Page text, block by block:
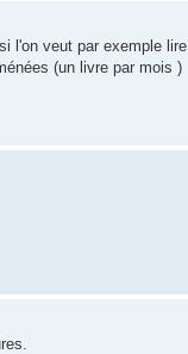
l'on veut par exemple lire
(un livre par mois )